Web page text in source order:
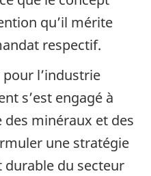
qu’il mérite
respectif.
pour l’industrie
s’est engagé à
minéraux et des
une stratégie
du secteur